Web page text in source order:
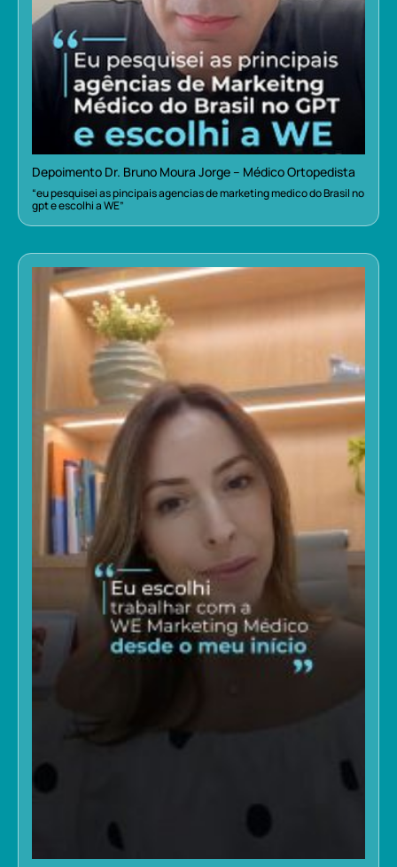
Depoimento Dr. Bruno Moura Jorge – Médico Ortopedista
“eu pesquisei as pincipais agencias de marketing medico do Brasil no
gpt e escolhi a WE”